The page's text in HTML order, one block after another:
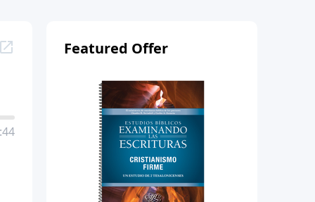
Featured Offer